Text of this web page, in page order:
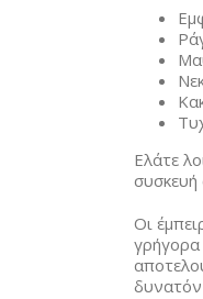
Ελάτε
συσκευή
Οι
γρήγορα